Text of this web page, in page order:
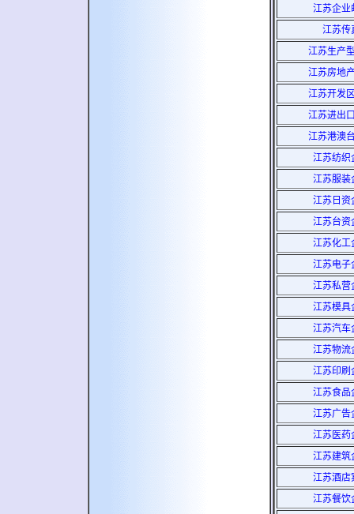
江苏企业
江苏传
江苏生产
江苏房地
江苏开发
江苏进出
江苏港澳
江苏纺织
江苏服装
江苏日资
江苏台资
江苏化工
江苏电子
江苏私营
江苏模具
江苏汽车
江苏物流
江苏印刷
江苏食品
江苏广告
江苏医药
江苏建筑
江苏酒店
江苏餐饮